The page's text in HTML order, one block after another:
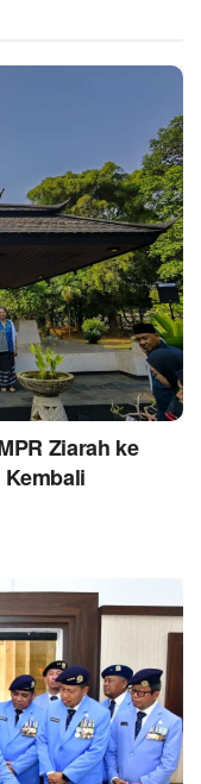
Ziarah ke